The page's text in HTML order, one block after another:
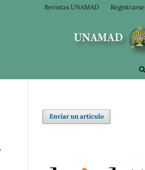
Revistas UNAMAD Registrarse
Enviar un artículo